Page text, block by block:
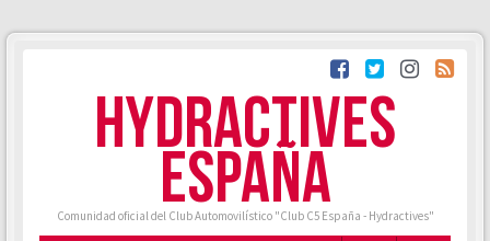
HYDRACTIVES
ESPAÑA
Comunidad oficial del Club Automovilístico "Club C5 España - Hydractives"